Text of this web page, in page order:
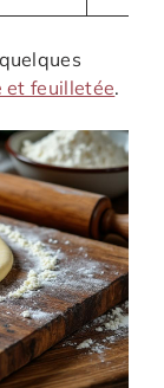
et feuilletée.